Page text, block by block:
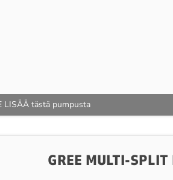
LISÄÄ tästä pumpusta
GREE MULTI-